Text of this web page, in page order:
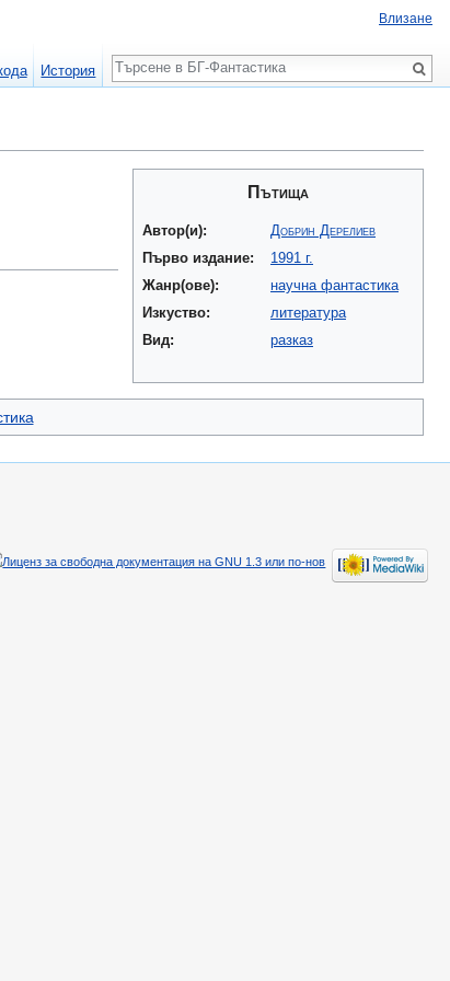
Пътища
Автор(и):
Добрин Дерелиев
Първо издание:
1991 г.
Жанр(ове):
научна фантастика
Изкуство:
литература
Вид:
разказ
Влизане
История
Търсене